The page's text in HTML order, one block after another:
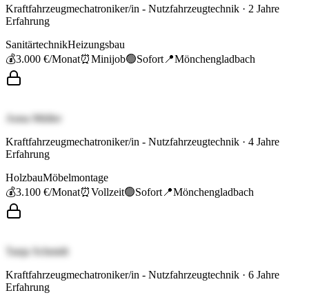
Kraftfahrzeugmechatroniker/in - Nutzfahrzeugtechnik · 2 Jahre
Erfahrung
SanitärtechnikHeizungsbau
💰3.000 €/Monat⏰Minijob🟢Sofort 📍Mönchengladbach
Anna Müller
Kraftfahrzeugmechatroniker/in - Nutzfahrzeugtechnik · 4 Jahre
Erfahrung
HolzbauMöbelmontage
💰3.100 €/Monat⏰Vollzeit🟢Sofort 📍Mönchengladbach
Tanja Schmidt
Kraftfahrzeugmechatroniker/in - Nutzfahrzeugtechnik · 6 Jahre
Erfahrung